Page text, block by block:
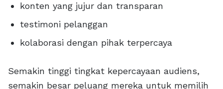
konten yang jujur dan transparan
testimoni pelanggan
kolaborasi dengan pihak terpercaya
Semakin tinggi tingkat kepercayaan audiens,
semakin besar peluang mereka untuk memilih